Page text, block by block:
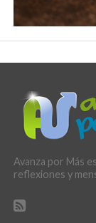
Avanza por Más
reflexiones y